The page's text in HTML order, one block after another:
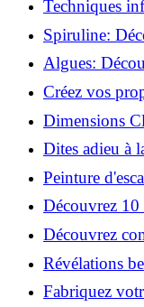
Techniques
Spiruline:
revitaliser les
Algues:
la santé et la
Créez vos
de la
Dimensions
salle de bains!
Dites adieu à
vie plus
Peinture
tutoriel facile
Découvrez 10
Naturelle avec
Découvrez
incitent à être
Révélations
insoupçonnés
Fabriquez